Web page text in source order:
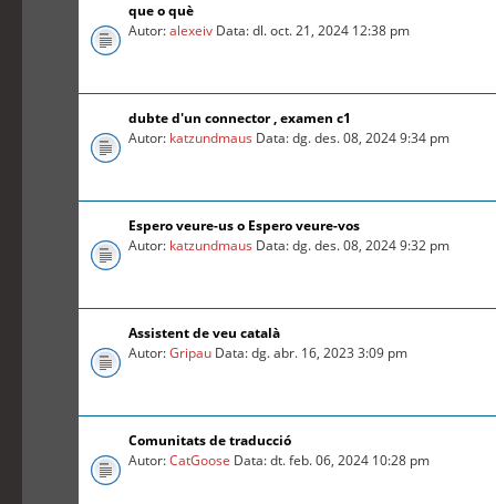
que o què
Autor:alexeiv Data: dl. oct. 21, 2024 12:38 pm
dubte d'un connector , examen c1
Autor: katzundmaus Data: dg. des. 08, 2024 9:34 pm
Espero veure-us o Espero veure-vos
Autor: katzundmaus Data: dg. des. 08, 2024 9:32 pm
Assistent de veu català
Autor:Gripau Data: dg. abr. 16, 2023 3:09 pm
Comunitats de traducció
Autor:CatGoose Data: dt. feb. 06, 2024 10:28 pm